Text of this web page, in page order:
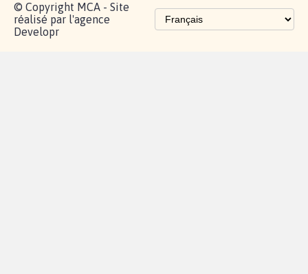
© Copyright MCA - Site
réalisé par l'agence
Developr